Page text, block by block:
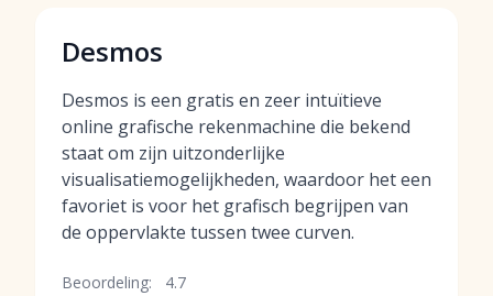
Desmos
Desmos is een gratis en zeer intuïtieve
online grafische rekenmachine die bekend
staat om zijn uitzonderlijke
visualisatiemogelijkheden, waardoor het een
favoriet is voor het grafisch begrijpen van
de oppervlakte tussen twee curven.
Beoordeling: 4.7